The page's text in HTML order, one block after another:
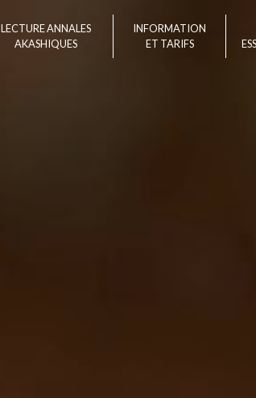
LECTURE ANNALES
AKASHIQUES
INFORMATION
ET TARIFS